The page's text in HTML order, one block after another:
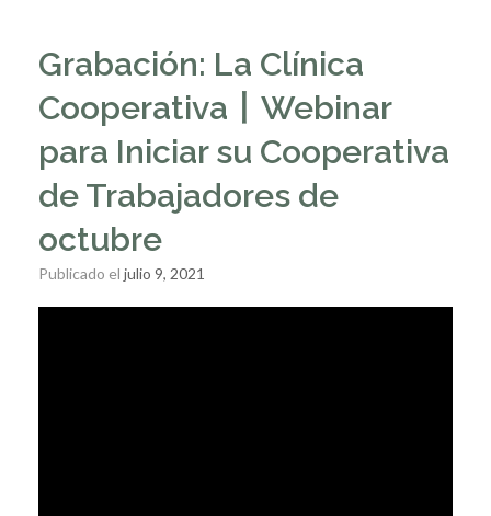
Grabación: La Clínica
Cooperativa丨Webinar
para Iniciar su Cooperativa
de Trabajadores de
octubre
Publicado el julio 9, 2021